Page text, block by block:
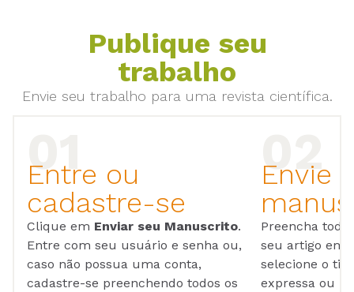
Publique seu
trabalho
Envie seu trabalho para uma revista científica.
Entre ou
cadastre-se
Clique em Enviar seu Manuscrito.
Entre com seu usuário e senha ou,
caso não possua uma conta,
cadastre-se preenchendo todos os
Envie
Preencha
seu artigo em
selecione o
expressa ou